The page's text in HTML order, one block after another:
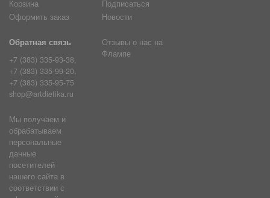
Корзина
Оформить заказ
Подписаться
Новости
Обратная связь
+7 (383) 335-93-38,
+7 (383) 335-99-20,
+7 (383) 335-95-75
shop@artdietika.ru
Отзывы о нас на
Флампе
Мы получаем и
обрабатываем
персональные
данные
посетителей
нашего сайта в
соответствии с